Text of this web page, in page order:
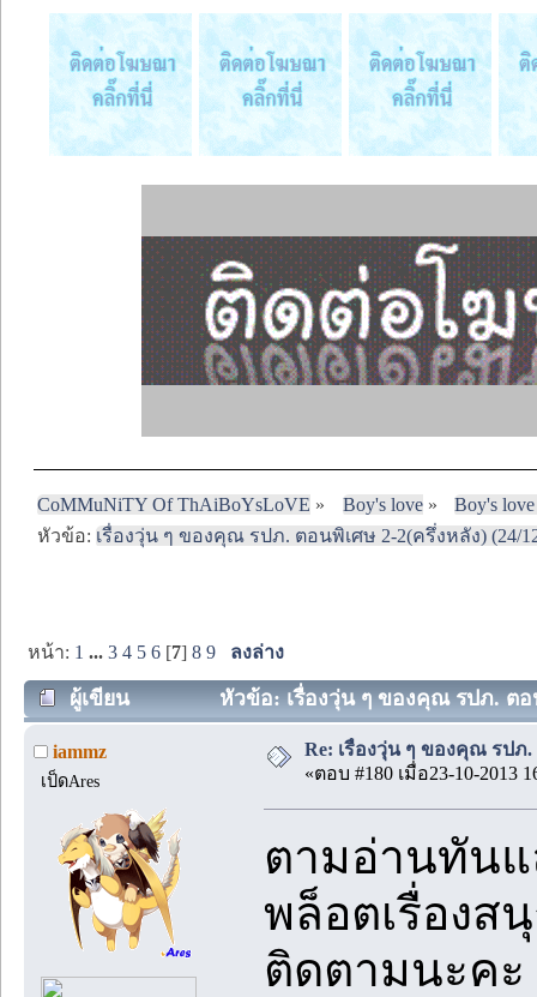
CoMMuNiTY Of ThAiBoYsLoVE » Boy's love»
Boy's
หัวข้อ: เรื่องวุ่น ๆ ของคุณ รปภ. ตอนพิเศษ 2-2(ครึ่งหลัง) (24/
หน้า: 1 ...3 4 5 6 [7]8 9 ลงล่าง
ผู้เขียน หัวข้อ: เรื่องวุ่น ๆ ของคุณ รปภ. ตอ
iammz
เป็ดAres
Re: เรื่องวุ่น ๆ ของคุณ รปภ.
«ตอบ #180 เมื่อ23-10-2013
ตามอ่านทันแ
พล็อตเรื่องส
ติดตามนะคะ